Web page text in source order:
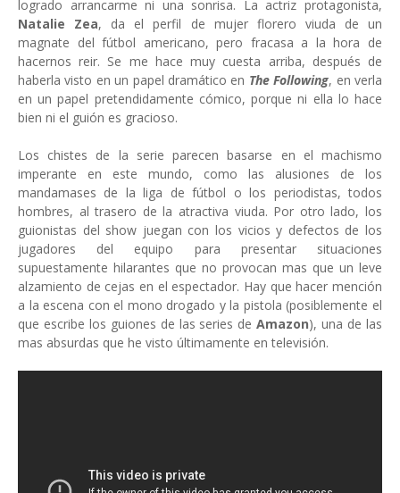
logrado arrancarme ni una sonrisa. La actriz protagonista,
Natalie Zea, da el perfil de mujer florero viuda de un
magnate del fútbol americano, pero fracasa a la hora de
hacernos reir. Se me hace muy cuesta arriba, después de
haberla visto en un papel dramático en The Following, en verla
en un papel pretendidamente cómico, porque ni ella lo hace
bien ni el guión es gracioso.
Los chistes de la serie parecen basarse en el machismo
imperante en este mundo, como las alusiones de los
mandamases de la liga de fútbol o los periodistas, todos
hombres, al trasero de la atractiva viuda. Por otro lado, los
guionistas del show juegan con los vicios y defectos de los
jugadores del equipo para presentar situaciones
supuestamente hilarantes que no provocan mas que un leve
alzamiento de cejas en el espectador. Hay que hacer mención
a la escena con el mono drogado y la pistola (posiblemente el
que escribe los guiones de las series deAmazon), una de las
mas absurdas que he visto últimamente en televisión.